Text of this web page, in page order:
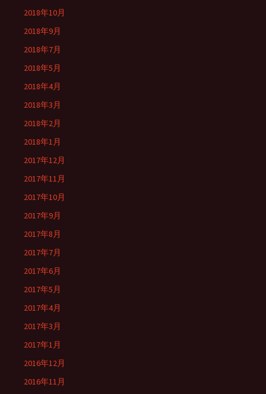
2018年10月
2018年9月
2018年7月
2018年5月
2018年4月
2018年3月
2018年2月
2018年1月
2017年12月
2017年11月
2017年10月
2017年9月
2017年8月
2017年7月
2017年6月
2017年5月
2017年4月
2017年3月
2017年1月
2016年12月
2016年11月